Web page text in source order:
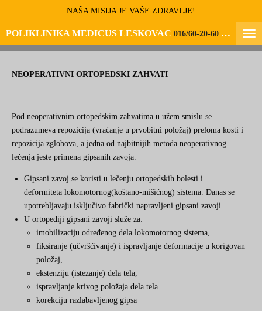
main
content
POLIKLINIKA MEDICUS LESKOVAC 016/60-20-60
NAŠA MISIJA JE VAŠE ZDRAVLJE!
NEOPERATIVNI ORTOPEDSKI ZAHVATI
Pod neoperativnim ortopedskim zahvatima u užem smislu se
podrazumeva repozicija (vraćanje u prvobitni položaj) preloma kosti i
repozicija zglobova, a jedna od najbitnijih metoda neoperativnog
lečenja jeste primena gipsanih zavoja.
Gipsani zavoj se koristi u lečenju ortopedskih bolesti i
deformiteta lokomotornog(koštano-mišićnog) sistema. Danas se
upotrebljavaju isključivo fabrički napravljeni gipsani zavoji.
U ortopediji gipsani zavoji služe za:
imobilizaciju određenog dela lokomotornog sistema,
fiksiranje (učvršćivanje) i ispravljanje deformacije u korigovan
položaj,
ekstenziju (istezanje) dela tela,
ispravljanje krivog položaja dela tela.
korekciju razlabavljenog gipsa